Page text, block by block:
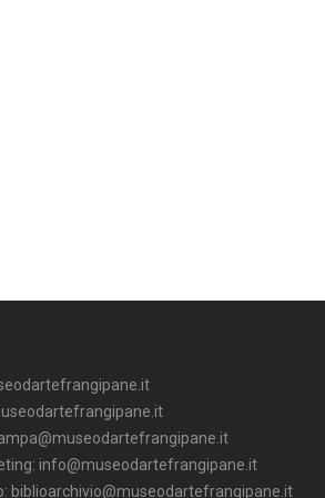
info@museodartefrangipane.it
biblioarchivio@museodartefrangipane.it